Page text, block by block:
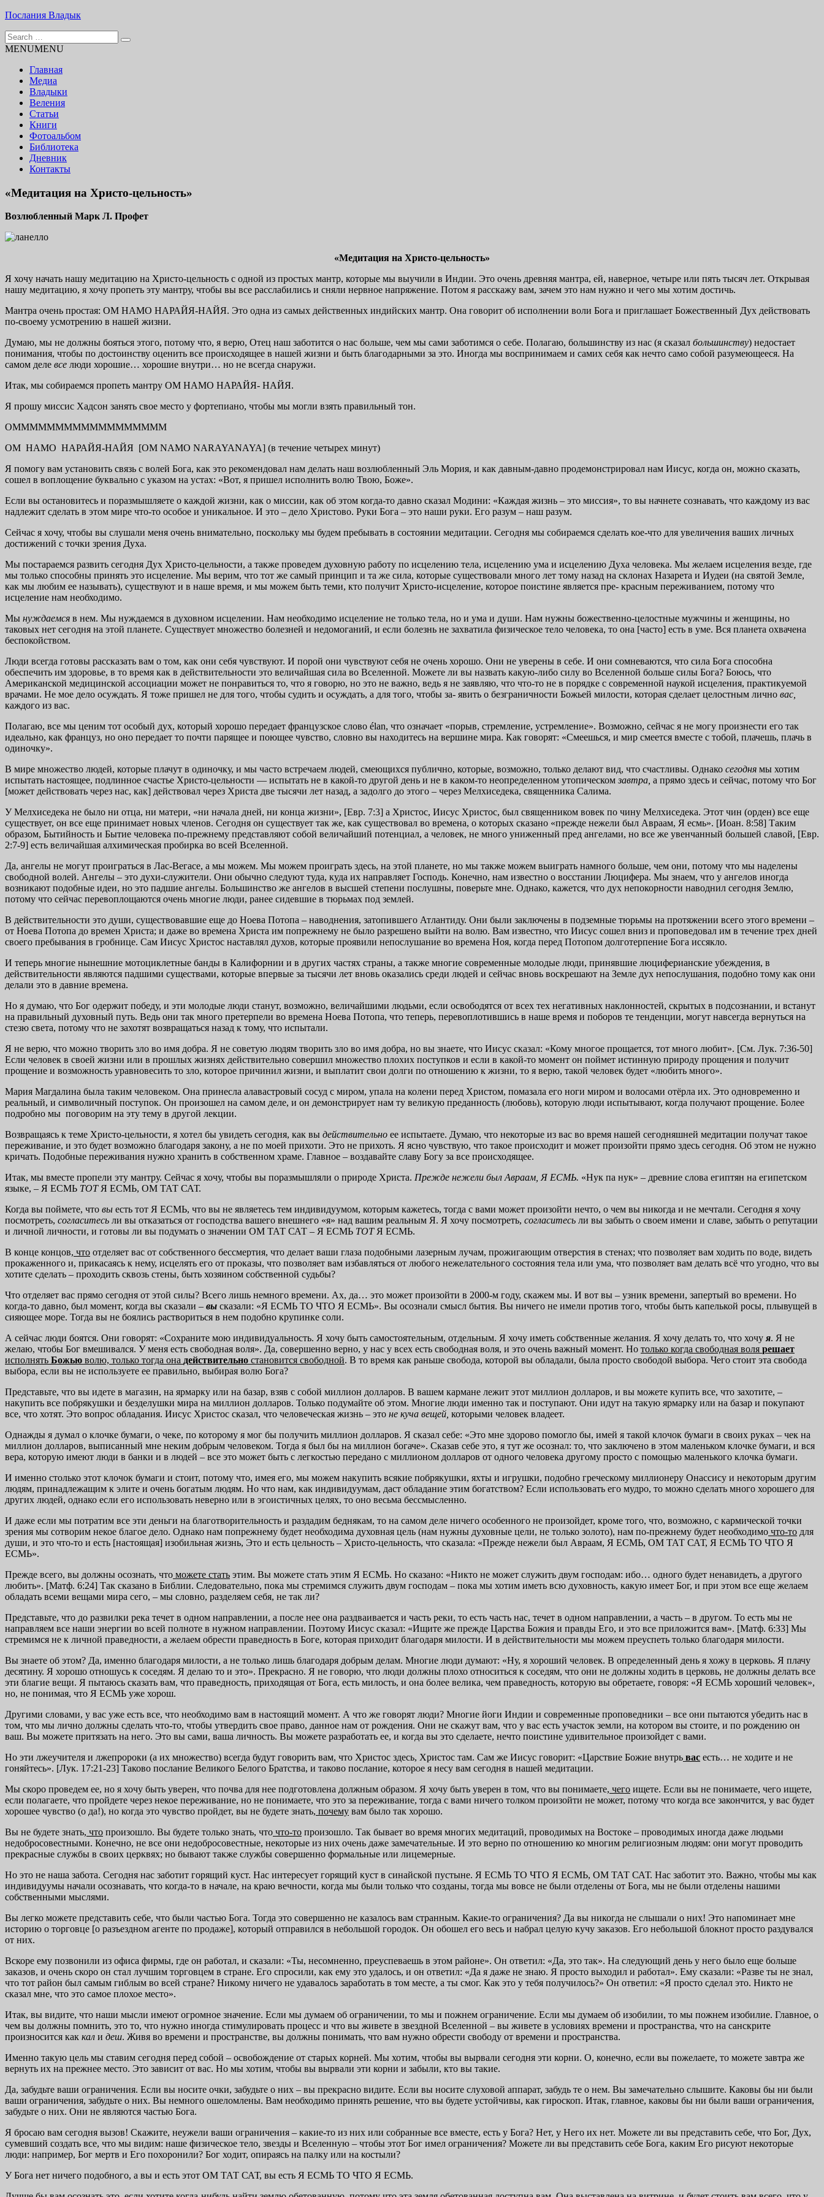
Skip
content
Послания Владык
Основу сайта представляют Послания, или Диктовки, принятые Марком и Элизабет Профететами
Search
for:
MENUMENU
Главная
Медиа
Владыки
Веления
Статьи
Книги
Фотоальбом
Библиотека
Дневник
Контакты
«Медитация на Христо-цельность»
Возлюбленный Марк Л. Профет
«Медитация на Христо-цельность»
Я хочу начать нашу медитацию на Христо-цельность с одной из простых мантр, которые мы выучили в Индии. Это очень древняя мантра, ей, наверное, четыре или пять тысяч лет. Открывая
нашу медитацию, я хочу пропеть эту мантру, чтобы вы все расслабились и сняли нервное напряжение. Потом я расскажу вам, зачем это нам нужно и чего мы хотим достичь.
Мантра очень простая: ОМ НАМО НАРАЙЯ-НАЙЯ. Это одна из самых действенных индийских мантр. Она говорит об исполнении воли Бога и приглашает Божественный Дух действовать
по-своему усмотрению в нашей жизни.
Думаю, мы не должны бояться этого, потому что, я верю, Отец наш заботится о нас больше, чем мы сами заботимся о себе. Полагаю, большинству из нас (я сказал большинству) недостает
понимания, чтобы по достоинству оценить все происходящее в нашей жизни и быть благодарными за это. Иногда мы воспринимаем и самих себя как нечто само собой разумеющееся. На
самом деле все люди хорошие… хорошие внутри… но не всегда снаружи.
Итак, мы собираемся пропеть мантру ОМ НАМО НАРАЙЯ- НАЙЯ.
Я прошу миссис Хадсон занять свое место у фортепиано, чтобы мы могли взять правильный тон.
OMMMMMMMMMMMMMMMMMM
ОМ НАМО НАРАЙЯ-НАЙЯ [OM NAMO NARAYANAYA] (в течение четырех минут)
Я помогу вам установить связь с волей Бога, как это рекомендовал нам делать наш возлюбленный Эль Мория, и как давным-давно продемонстрировал нам Иисус, когда он, можно сказать,
сошел в воплощение буквально с указом на устах: «Вот, я пришел исполнить волю Твою, Боже».
Если вы остановитесь и поразмышляете о каждой жизни, как о миссии, как об этом когда-то давно сказал Модини: «Каждая жизнь – это миссия», то вы начнете сознавать, что каждому из вас
надлежит сделать в этом мире что-то особое и уникальное. И это – дело Христово. Руки Бога – это наши руки. Его разум – наш разум.
Сейчас я хочу, чтобы вы слушали меня очень внимательно, поскольку мы будем пребывать в состоянии медитации. Сегодня мы собираемся сделать кое-что для увеличения ваших личных
достижений с точки зрения Духа.
Мы постараемся развить сегодня Дух Христо-цельности, а также проведем духовную работу по исцелению тела, исцелению ума и исцелению Духа человека. Мы желаем исцеления везде, где
мы только способны принять это исцеление. Мы верим, что тот же самый принцип и та же сила, которые существовали много лет тому назад на склонах Назарета и Иудеи (на святой Земле,
как мы любим ее называть), существуют и в наше время, и мы можем быть теми, кто получит Христо-исцеление, которое поистине является пре- красным переживанием, потому что
исцеление нам необходимо.
Мы нуждаемся в нем. Мы нуждаемся в духовном исцелении. Нам необходимо исцеление не только тела, но и ума и души. Нам нужны божественно-целостные мужчины и женщины, но
таковых нет сегодня на этой планете. Существует множество болезней и недомоганий, и если болезнь не захватила физическое тело человека, то она [часто] есть в уме. Вся планета охвачена
беспокойством.
Люди всегда готовы рассказать вам о том, как они себя чувствуют. И порой они чувствуют себя не очень хорошо. Они не уверены в себе. И они сомневаются, что сила Бога способна
обеспечить им здоровье, в то время как в действительности это величайшая сила во Вселенной. Можете ли вы назвать какую-либо силу во Вселенной больше силы Бога? Боюсь, что
Американской медицинской ассоциации может не понравиться то, что я говорю, но это не важно, ведь я не заявляю, что что-то не в порядке с современной наукой исцеления, практикуемой
врачами. Не мое дело осуждать. Я тоже пришел не для того, чтобы судить и осуждать, а для того, чтобы за- явить о безграничности Божьей милости, которая сделает целостным лично вас,
каждого из вас.
Полагаю, все мы ценим тот особый дух, который хорошо передает французское слово élan, что означает «порыв, стремление, устремление». Возможно, сейчас я не могу произнести его так
идеально, как француз, но оно передает то почти парящее и поющее чувство, словно вы находитесь на вершине мира. Как говорят: «Смеешься, и мир смеется вместе с тобой, плачешь, плачь в
одиночку».
В мире множество людей, которые плачут в одиночку, и мы часто встречаем людей, смеющихся публично, которые, возможно, только делают вид, что счастливы. Однако сегодня мы хотим
испытать настоящее, подлинное счастье Христо-цельности — испытать не в какой-то другой день и не в каком-то неопределенном утопическом завтра, а прямо здесь и сейчас, потому что Бог
[может действовать через нас, как] действовал через Христа две тысячи лет назад, а задолго до этого – через Мелхиседека, священника Салима.
У Мелхиседека не было ни отца, ни матери, «ни начала дней, ни конца жизни», [Евр. 7:3] а Христос, Иисус Христос, был священником вовек по чину Мелхиседека. Этот чин (орден) все еще
существует, он все еще принимает новых членов. Сегодня он существует так же, как существовал во времена, о которых сказано «прежде нежели был Авраам, Я есмь». [Иоан. 8:58] Таким
образом, Бытийность и Бытие человека по-прежнему представляют собой величайший потенциал, а человек, не много униженный пред ангелами, но все же увенчанный большей славой, [Евр.
2:7-9] есть величайшая алхимическая пробирка во всей Вселенной.
Да, ангелы не могут проиграться в Лас-Вегасе, а мы можем. Мы можем проиграть здесь, на этой планете, но мы также можем выиграть намного больше, чем они, потому что мы наделены
свободной волей. Ангелы – это духи-служители. Они обычно следуют туда, куда их направляет Господь. Конечно, нам известно о восстании Люцифера. Мы знаем, что у ангелов иногда
возникают подобные идеи, но это падшие ангелы. Большинство же ангелов в высшей степени послушны, поверьте мне. Однако, кажется, что дух непокорности наводнил сегодня Землю,
потому что сейчас перевоплощаются очень многие люди, ранее сидевшие в тюрьмах под землей.
В действительности это души, существовавшие еще до Ноева Потопа – наводнения, затопившего Атлантиду. Они были заключены в подземные тюрьмы на протяжении всего этого времени –
от Ноева Потопа до времен Христа; и даже во времена Христа им попрежнему не было разрешено выйти на волю. Вам известно, что Иисус сошел вниз и проповедовал им в течение трех дней
своего пребывания в гробнице. Сам Иисус Христос наставлял духов, которые проявили непослушание во времена Ноя, когда перед Потопом долготерпение Бога иссякло.
И теперь многие нынешние мотоциклетные банды в Калифорнии и в других частях страны, а также многие современные молодые люди, принявшие люциферианские убеждения, в
действительности являются падшими существами, которые впервые за тысячи лет вновь оказались среди людей и сейчас вновь воскрешают на Земле дух непослушания, подобно тому как они
делали это в давние времена.
Но я думаю, что Бог одержит победу, и эти молодые люди станут, возможно, величайшими людьми, если освободятся от всех тех негативных наклонностей, скрытых в подсознании, и встанут
на правильный духовный путь. Ведь они так много претерпели во времена Ноева Потопа, что теперь, перевоплотившись в наше время и поборов те тенденции, могут навсегда вернуться на
стезю света, потому что не захотят возвращаться назад к тому, что испытали.
Я не верю, что можно творить зло во имя добра. Я не советую людям творить зло во имя добра, но вы знаете, что Иисус сказал: «Кому многое прощается, тот много любит». [См. Лук. 7:36-50]
Если человек в своей жизни или в прошлых жизнях действительно совершил множество плохих поступков и если в какой-то момент он поймет истинную природу прощения и получит
прощение и возможность уравновесить то зло, которое причинил жизни, и выплатит свои долги по отношению к жизни, то я верю, такой человек будет «любить много».
Мария Магдалина была таким человеком. Она принесла алавастровый сосуд с миром, упала на колени перед Христом, помазала его ноги миром и волосами отёрла их. Это одновременно и
реальный, и символичный поступок. Он произошел на самом деле, и он демонстрирует нам ту великую преданность (любовь), которую люди испытывают, когда получают прощение. Более
подробно мы поговорим на эту тему в другой лекции.
Возвращаясь к теме Христо-цельности, я хотел бы увидеть сегодня, как вы действительно ее испытаете. Думаю, что некоторые из вас во время нашей сегодняшней медитации получат такое
переживание, и это будет возможно благодаря закону, а не по моей прихоти. Это не прихоть. Я ясно чувствую, что такое происходит и может произойти прямо здесь сегодня. Об этом не нужно
кричать. Подобные переживания нужно хранить в собственном храме. Главное – воздавайте славу Богу за все происходящее.
Итак, мы вместе пропели эту мантру. Сейчас я хочу, чтобы вы поразмышляли о природе Христа. Прежде нежели был Авраам, Я ЕСМЬ. «Нук па нук» – древние слова египтян на египетском
языке, – Я ЕСМЬ ТОТЯ ЕСМЬ, ОМ ТАТ САТ.
Когда вы поймете, что вы есть тот Я ЕСМЬ, что вы не являетесь тем индивидуумом, которым кажетесь, тогда с вами может произойти нечто, о чем вы никогда и не мечтали. Сегодня я хочу
посмотреть, согласитесь ли вы отказаться от господства вашего внешнего «я» над вашим реальным Я. Я хочу посмотреть, согласитесь ли вы забыть о своем имени и славе, забыть о репутации
и личной личности, и готовы ли вы подумать о значении ОМ ТАТ САТ – Я ЕСМЬ ТОТЯ ЕСМЬ.
В конце концов, что отделяет вас от собственного бессмертия, что делает ваши глаза подобными лазерным лучам, прожигающим отверстия в стенах; что позволяет вам ходить по воде, видеть
прокаженного и, прикасаясь к нему, исцелять его от проказы, что позволяет вам избавляться от любого нежелательного состояния тела или ума, что позволяет вам делать всё что угодно, что вы
хотите сделать – проходить сквозь стены, быть хозяином собственной судьбы?
Что отделяет вас прямо сегодня от этой силы? Всего лишь немного времени. Ах, да… это может произойти в 2000-м году, скажем мы. И вот вы – узник времени, запертый во времени. Но
когда-то давно, был момент, когда вы сказали – вы сказали: «Я ЕСМЬ ТО ЧТО Я ЕСМЬ». Вы осознали смысл бытия. Вы ничего не имели против того, чтобы быть капелькой росы, плывущей в
сияющее море. Тогда вы не боялись раствориться в нем подобно крупинке соли.
А сейчас люди боятся. Они говорят: «Сохраните мою индивидуальность. Я хочу быть самостоятельным, отдельным. Я хочу иметь собственные желания. Я хочу делать то, что хочуя. Я не
желаю, чтобы Бог вмешивался. У меня есть свободная воля». Да, совершенно верно, у нас у всех есть свободная воля, и это очень важный момент. Но только когда свободная воля решает
исполнять Божью волю, только тогда она действительно становится свободной. В то время как раньше свобода, которой вы обладали, была просто свободой выбора. Чего стоит эта свобода
выбора, если вы не используете ее правильно, выбирая волю Бога?
Представьте, что вы идете в магазин, на ярмарку или на базар, взяв с собой миллион долларов. В вашем кармане лежит этот миллион долларов, и вы можете купить все, что захотите, –
накупить все побрякушки и безделушки мира на миллион долларов. Только подумайте об этом. Многие люди именно так и поступают. Они идут на такую ярмарку или на базар и покупают
все, что хотят. Это вопрос обладания. Иисус Христос сказал, что человеческая жизнь – это не куча вещей, которыми человек владеет.
Однажды я думал о клочке бумаги, о чеке, по которому я мог бы получить миллион долларов. Я сказал себе: «Это мне здорово помогло бы, имей я такой клочок бумаги в своих руках – чек на
миллион долларов, выписанный мне неким добрым человеком. Тогда я был бы на миллион богаче». Сказав себе это, я тут же осознал: то, что заключено в этом маленьком клочке бумаги, и вся
вера, которую имеют люди в банки и в людей – все это может быть с легкостью передано с миллионом долларов от одного человека другому просто с помощью маленького клочка бумаги.
И именно столько этот клочок бумаги и стоит, потому что, имея его, мы можем накупить всякие побрякушки, яхты и игрушки, подобно греческому миллионеру Онассису и некоторым другим
людям, принадлежащим к элите и очень богатым людям. Но что нам, как индивидуумам, даст обладание этим богатством? Если использовать его мудро, то можно сделать много хорошего для
других людей, однако если его использовать неверно или в эгоистичных целях, то оно весьма бессмысленно.
И даже если мы потратим все эти деньги на благотворительность и раздадим беднякам, то на самом деле ничего особенного не произойдет, кроме того, что, возможно, с кармической точки
зрения мы сотворим некое благое дело. Однако нам попрежнему будет необходима духовная цель (нам нужны духовные цели, не только золото), нам по-прежнему будет необходимо что-то для
души, и это что-то и есть [настоящая] изобильная жизнь, Это и есть цельность – Христо-цельность, что сказала: «Прежде нежели был Авраам, Я ЕСМЬ, ОМ ТАТ САТ, Я ЕСМЬ ТО ЧТО Я
ЕСМЬ».
Прежде всего, вы должны осознать, что можете стать этим. Вы можете стать этим Я ЕСМЬ. Но сказано: «Никто не может служить двум господам: ибо… одного будет ненавидеть, а другого
любить». [Матф. 6:24] Так сказано в Библии. Следовательно, пока мы стремимся служить двум господам – пока мы хотим иметь всю духовность, какую имеет Бог, и при этом все еще желаем
обладать всеми вещами мира сего, – мы словно, разделяем себя, не так ли?
Представьте, что до развилки река течет в одном направлении, а после нее она раздваивается и часть реки, то есть часть нас, течет в одном направлении, а часть – в другом. То есть мы не
направляем все наши энергии во всей полноте в нужном направлении. Поэтому Иисус сказал: «Ищите же прежде Царства Божия и правды Его, и это все приложится вам». [Матф. 6:33] Мы
стремимся не к личной праведности, а желаем обрести праведность в Боге, которая приходит благодаря милости. И в действительности мы можем преуспеть только благодаря милости.
Вы знаете об этом? Да, именно благодаря милости, а не только лишь благодаря добрым делам. Многие люди думают: «Ну, я хороший человек. В определенный день я хожу в церковь. Я плачу
десятину. Я хорошо отношусь к соседям. Я делаю то и это». Прекрасно. Я не говорю, что люди должны плохо относиться к соседям, что они не должны ходить в церковь, не должны делать все
эти благие вещи. Я пытаюсь сказать вам, что праведность, приходящая от Бога, есть милость, и она более велика, чем праведность, которую вы обретаете, говоря: «Я ЕСМЬ хороший человек»,
но, не понимая, что Я ЕСМЬ уже хорош.
Другими словами, у вас уже есть все, что необходимо вам в настоящий момент. А что же говорят люди? Многие йоги Индии и современные проповедники – все они пытаются убедить нас в
том, что мы лично должны сделать что-то, чтобы утвердить свое право, данное нам от рождения. Они не скажут вам, что у вас есть участок земли, на котором вы стоите, и по рождению он
ваш. Вы можете притязать на него. Это вы сами, ваша личность. Вы можете разработать ее, и когда вы это сделаете, нечто поистине удивительное произойдет с вами.
Но эти лжеучителя и лжепророки (а их множество) всегда будут говорить вам, что Христос здесь, Христос там. Сам же Иисус говорит: «Царствие Божие внутрь вас есть… не ходите и не
гоняйтесь». [Лук. 17:21-23] Таково послание Великого Белого Братства, и таково послание, которое я несу вам сегодня в нашей медитации.
Мы скоро проведем ее, но я хочу быть уверен, что почва для нее подготовлена должным образом. Я хочу быть уверен в том, что вы понимаете, чего ищете. Если вы не понимаете, чего ищете,
если полагаете, что пройдете через некое переживание, но не понимаете, что это за переживание, тогда с вами ничего толком произойти не может, потому что когда все закончится, у вас будет
хорошее чувство (о да!), но когда это чувство пройдет, вы не будете знать, почему вам было так хорошо.
Вы не будете знать, что произошло. Вы будете только знать, что что-то произошло. Так бывает во время многих медитаций, проводимых на Востоке – проводимых иногда даже людьми
недобросовестными. Конечно, не все они недобросовестные, некоторые из них очень даже замечательные. И это верно по отношению ко многим религиозным людям: они могут проводить
прекрасные службы в своих церквях; но бывают также службы совершенно формальные или лицемерные.
Но это не наша забота. Сегодня нас заботит горящий куст. Нас интересует горящий куст в синайской пустыне. Я ЕСМЬ ТО ЧТО Я ЕСМЬ, ОМ ТАТ САТ. Нас заботит это. Важно, чтобы мы как
индивидуумы начали осознавать, что когда-то в начале, на краю вечности, когда мы были только что созданы, тогда мы вовсе не были отделены от Бога, мы не были отделены нашими
собственными мыслями.
Вы легко можете представить себе, что были частью Бога. Тогда это совершенно не казалось вам странным. Какие-то ограничения? Да вы никогда не слышали о них! Это напоминает мне
историю о торговце [о разъездном агенте по продаже], который отправился в небольшой городок. Он обошел его весь и набрал целую кучу заказов. Его небольшой блокнот просто раздувался
от них.
Вскоре ему позвонили из офиса фирмы, где он работал, и сказали: «Ты, несомненно, преуспеваешь в этом районе». Он ответил: «Да, это так». На следующий день у него было еще больше
заказов, и очень скоро он стал лучшим торговцем в стране. Его спросили, как ему это удалось, и он ответил: «Да я даже не знаю. Я просто выходил и работал». Ему сказали: «Разве ты не знал,
что тот район был самым гиблым во всей стране? Никому ничего не удавалось заработать в том месте, а ты смог. Как это у тебя получилось?» Он ответил: «Я просто сделал это. Никто не
сказал мне, что это самое плохое место».
Итак, вы видите, что наши мысли имеют огромное значение. Если мы думаем об ограничении, то мы и пожнем ограничение. Если мы думаем об изобилии, то мы пожнем изобилие. Главное, о
чем вы должны помнить, это то, что нужно иногда стимулировать процесс и что вы живете в звездной Вселенной – вы живете в условиях времени и пространства, что на санскрите
произносится как кал и деш. Живя во времени и пространстве, вы должны понимать, что вам нужно обрести свободу от времени и пространства.
Именно такую цель мы ставим сегодня перед собой – освобождение от старых корней. Мы хотим, чтобы вы вырвали сегодня эти корни. О, конечно, если вы пожелаете, то можете завтра же
вернуть их на прежнее место. Это зависит от вас. Но мы хотим, чтобы вы вырвали эти корни и забыли, кто вы такие.
Да, забудьте ваши ограничения. Если вы носите очки, забудьте о них – вы прекрасно видите. Если вы носите слуховой аппарат, забудь те о нем. Вы замечательно слышите. Каковы бы ни были
ваши ограничения, забудьте о них. Вы немного ошеломлены. Вам необходимо принять решение, что вы будете устойчивы, как гироскоп. Итак, главное, каковы бы ни были ваши ограничения,
забудьте о них. Они не являются частью Бога.
Я бросаю вам сегодня вызов! Скажите, неужели ваши ограничения – какие-то из них или собранные все вместе, есть у Бога? Нет, у Него их нет. Можете ли вы представить себе, что Бог, Дух,
сумевший создать все, что мы видим: наше физическое тело, звезды и Вселенную – чтобы этот Бог имел ограничения? Можете ли вы представить себе Бога, каким Его рисуют некоторые
люди: например, Бог мертв и Его похоронили? Бог ходит, опираясь на палку или на костыли?
У Бога нет ничего подобного, а вы и есть этот ОМ ТАТ САТ, вы есть Я ЕСМЬ ТО ЧТО Я ЕСМЬ.